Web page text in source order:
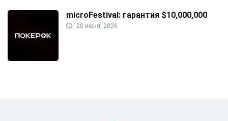
microFestival: гарантия $10,000,000
20 июня, 2026